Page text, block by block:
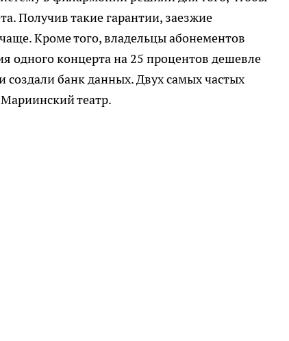
Получив такие гарантии, заезжие
Кроме того, владельцы абонементов
одного концерта на 25 процентов дешевле
банк данных. Двух самых частых
театр.